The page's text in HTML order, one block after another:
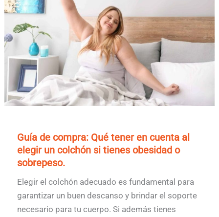
Guía de compra: Qué tener en cuenta al
elegir un colchón si tienes obesidad o
sobrepeso.
Elegir el colchón adecuado es fundamental para
garantizar un buen descanso y brindar el soporte
necesario para tu cuerpo. Si además tienes